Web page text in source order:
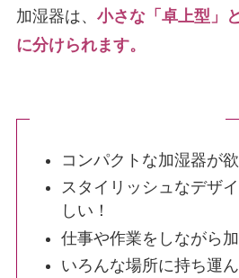
加湿器は、 小さな「卓上型」
に分けられます。
コンパクトな加湿器が欲
スタイリッシュなデザ
しい！
仕事や作業をしながら加
いろんな場所に持ち運